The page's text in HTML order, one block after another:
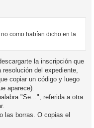
como habían dicho en la
la inscripción que
del expediente,
copiar un código y luego
aparece).
"Se...", referida a otra
las borras. O copias el